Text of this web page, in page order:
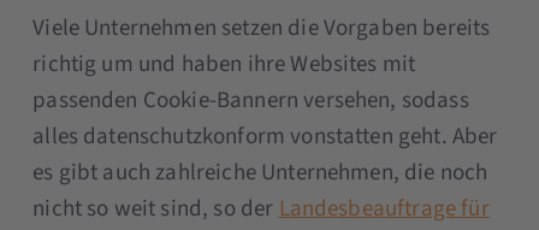
Viele Unternehmen setzen die Vorgaben bereits
richtig um und haben ihre Websites mit
passenden Cookie-Bannern versehen, sodass
alles datenschutzkonform vonstatten geht. Aber
es gibt auch zahlreiche Unternehmen, die noch
nicht so weit sind, so derLandesbeauftrage für